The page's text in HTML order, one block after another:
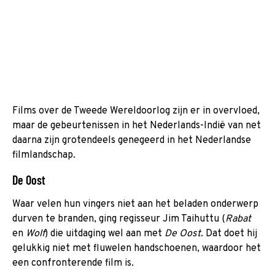
Films over de Tweede Wereldoorlog zijn er in overvloed,
maar de gebeurtenissen in het Nederlands-Indië van net
daarna zijn grotendeels genegeerd in het Nederlandse
filmlandschap.
De Oost
Waar velen hun vingers niet aan het beladen onderwerp
durven te branden, ging regisseur Jim Taihuttu (Rabat
en Wolf) die uitdaging wel aan met De Oost. Dat doet hij
gelukkig niet met fluwelen handschoenen, waardoor het
een confronterende film is.